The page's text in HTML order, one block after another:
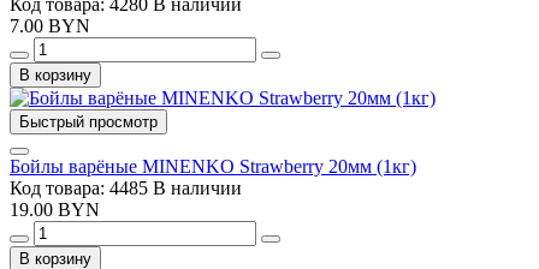
7.00 BYN
В корзину
Быстрый просмотр
Бойлы варёные MINENKO Strawberry 20мм (1кг)
Код товара: 4485 В наличии
19.00 BYN
В корзину